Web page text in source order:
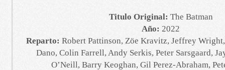
Titulo Original: The Batman
Año: 2022
Reparto: Robert Pattinson, Zöe Kravitz, Jeffrey
Dano, Colin Farrell, Andy Serkis, Peter Sarsgaard,
O’Neill, Barry Keoghan, Gil Perez-Abraham,